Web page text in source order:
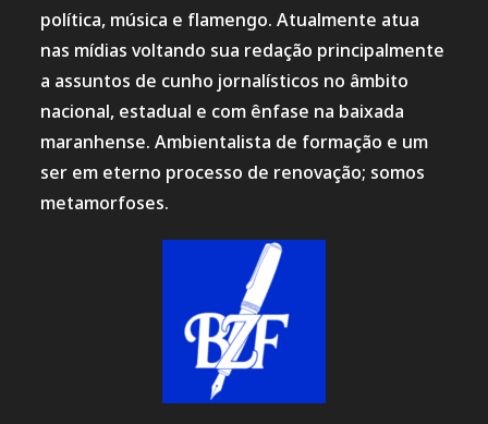
política, música e flamengo. Atualmente atua
nas mídias voltando sua redação principalmente
a assuntos de cunho jornalísticos no âmbito
nacional, estadual e com ênfase na baixada
maranhense. Ambientalista de formação e um
ser em eterno processo de renovação; somos
metamorfoses.